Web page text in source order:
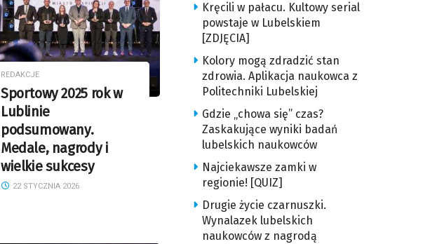
REDAKCJE
Sportowy 2025 rok w
Lublinie
podsumowany.
Medale, nagrody i
wielkie sukcesy
22 STYCZNIA 2026
Kręcili w pałacu. Kultowy serial
powstaje w Lubelskiem
[ZDJĘCIA]
Kolory mogą zdradzić stan
zdrowia. Aplikacja naukowca z
Politechniki Lubelskiej
Gdzie „chowa się” czas?
Zaskakujące wyniki badań
lubelskich naukowców
Najciekawsze zamki w
regionie! [QUIZ]
Drugie życie czarnuszki.
Wynalazek lubelskich
naukowców z nagrodą